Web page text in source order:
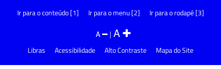
Ir para o conteúdo [1] Ir para o menu [2] Ir para o rodapé [3]
A |A
Libras Acessibilidade Alto Contraste Mapa do Site